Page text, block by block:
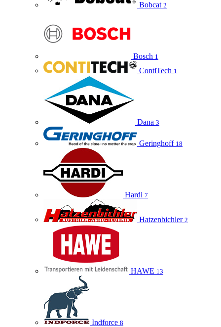
Bobcat 2
Bosch 1
ContiTech 1
Dana 3
Geringhoff 18
Hardi 7
Hatzenbichler 2
HAWE 13
Indforce 8